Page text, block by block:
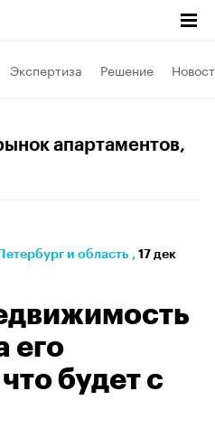
Экспертиза Решение
апартаментов,
и область , 17 дек
его
будет с